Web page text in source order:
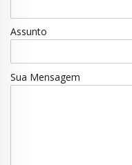
Assunto
Sua Mensagem